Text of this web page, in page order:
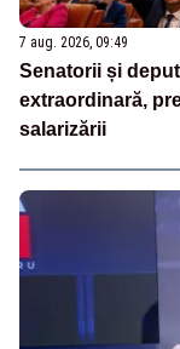
7 aug. 2026, 09:49
Senatorii și
extraordinară,
salarizării